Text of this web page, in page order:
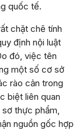
quốc tế.
chặt chẽ tính
định nội luật
đó, việc tên
một số cơ sở
rào cản trong
biệt liên quan
thực phẩm,
nguồn gốc hợp